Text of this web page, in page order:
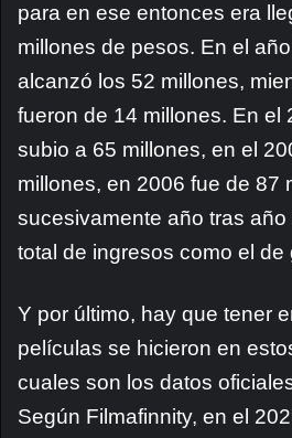
para en ese entonces era
millones de pesos. En el
alcanzó los 52 millones,
fueron de 14 millones. En el
subio a 65 millones, en el
millones, en 2006 fue de 87
sucesivamente año tras año
total de ingresos como el de
Y por último, hay que tener
películas se hicieron en
cuales son los datos
Según Filmafinnity, en el